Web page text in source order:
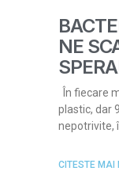
NE
În fiecare
plastic, dar
nepotrivite,
CITESTE MAI